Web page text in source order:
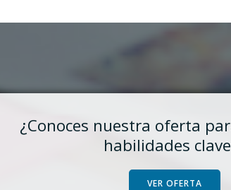
¿Conoces nuestra oferta
habilidades
VER OFERTA